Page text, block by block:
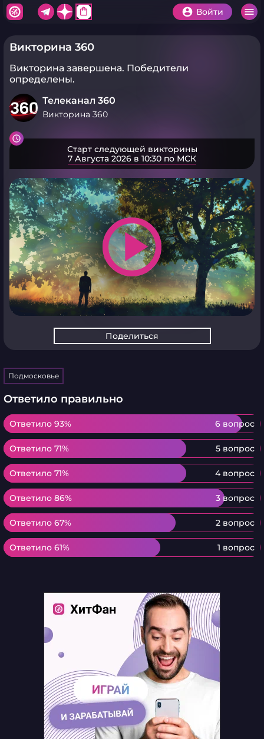
shopping_bag Войти
Викторина 360
Викторина завершена. Победители
определены.
Телеканал 360
Викторина 360
Старт следующей викторины
7 Августа 2026 в 10:30 по МСК
play_arrow
Поделиться
Подмосковье
Ответило правильно
Ответило 93% 6 вопрос
Ответило 93%
Ответило 71% 5 вопрос
Ответило 71%
Ответило 71% 4 вопрос
Ответило 71%
Ответило 86% 3 вопрос
Ответило 86%
Ответило 67% 2 вопрос
Ответило 67%
Ответило 61% 1 вопрос
Ответило 61%